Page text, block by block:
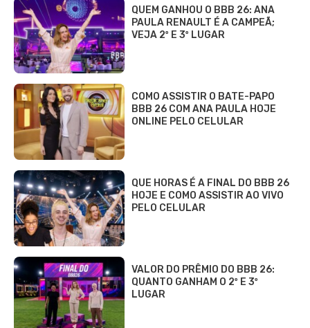
QUEM GANHOU O BBB 26: ANA
PAULA RENAULT É A CAMPEÃ;
VEJA 2º E 3º LUGAR
COMO ASSISTIR O BATE-PAPO
BBB 26 COM ANA PAULA HOJE
ONLINE PELO CELULAR
QUE HORAS É A FINAL DO BBB 26
HOJE E COMO ASSISTIR AO VIVO
PELO CELULAR
VALOR DO PRÊMIO DO BBB 26:
QUANTO GANHAM O 2º E 3º
LUGAR